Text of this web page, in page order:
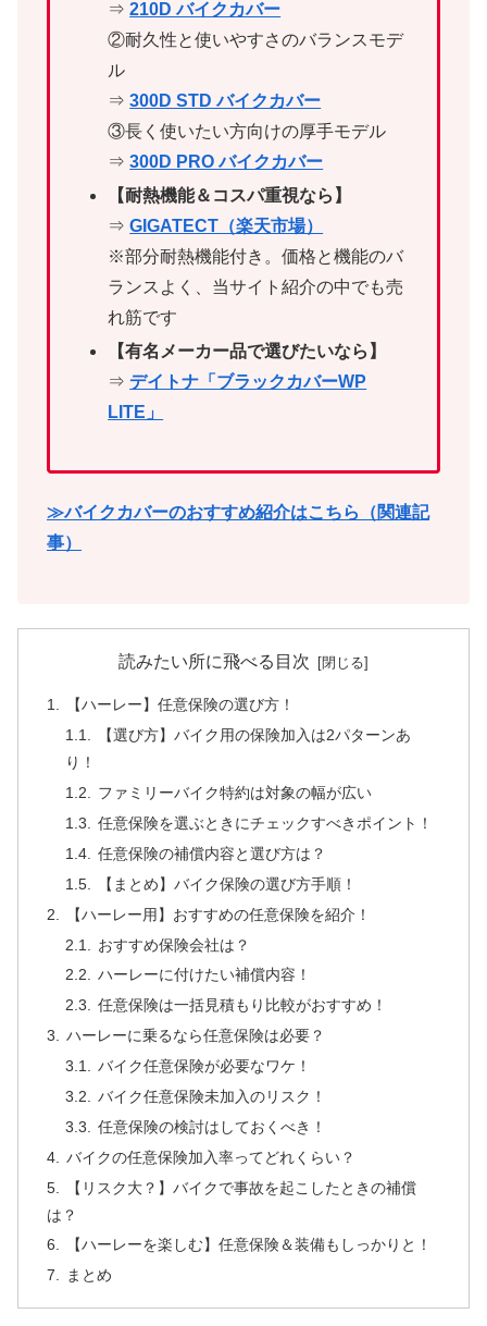
⇒210D バイクカバー
②耐久性と使いやすさのバランスモデ
ル
⇒300D STD バイクカバー
③長く使いたい方向けの厚手モデル
⇒300D PRO バイクカバー
【耐熱機能＆コスパ重視なら】
⇒GIGATECT（楽天市場）
※部分耐熱機能付き。価格と機能のバ
ランスよく、当サイト紹介の中でも売
れ筋です
【有名メーカー品で選びたいなら】
⇒ デイトナ「ブラックカバーWP
LITE」
≫バイクカバーのおすすめ紹介はこちら（関連記
事）
読みたい所に飛べる目次
【ハーレー】任意保険の選び方！
【選び方】バイク用の保険加入は2パターンあ
り！
ファミリーバイク特約は対象の幅が広い
任意保険を選ぶときにチェックすべきポイント！
任意保険の補償内容と選び方は？
【まとめ】バイク保険の選び方手順！
【ハーレー用】おすすめの任意保険を紹介！
おすすめ保険会社は？
ハーレーに付けたい補償内容！
任意保険は一括見積もり比較がおすすめ！
ハーレーに乗るなら任意保険は必要？
バイク任意保険が必要なワケ！
バイク任意保険未加入のリスク！
任意保険の検討はしておくべき！
バイクの任意保険加入率ってどれくらい？
【リスク大？】バイクで事故を起こしたときの補償
は？
【ハーレーを楽しむ】任意保険＆装備もしっかりと！
まとめ